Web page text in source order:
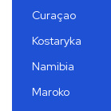
Curaçao
Kostaryka
Namibia
Maroko